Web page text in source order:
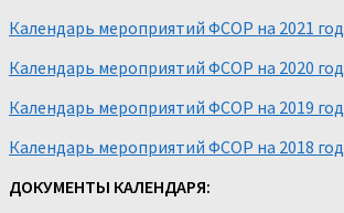
Календарь мероприятий ФСОР на 2021 год
Календарь мероприятий ФСОР на 2020 год
Календарь мероприятий ФСОР на 2019 год
Календарь мероприятий ФСОР на 2018 год
ДОКУМЕНТЫ КАЛЕНДАРЯ: